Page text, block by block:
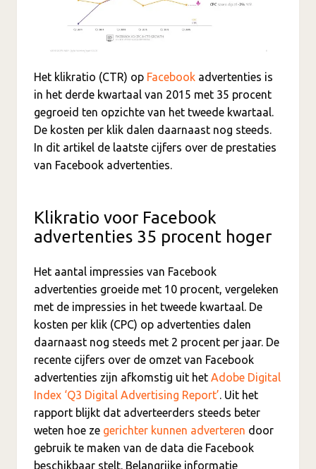
Het klikratio (CTR) op Facebook advertenties is
in het derde kwartaal van 2015 met 35 procent
gegroeid ten opzichte van het tweede kwartaal.
De kosten per klik dalen daarnaast nog steeds.
In dit artikel de laatste cijfers over de prestaties
van Facebook advertenties.
Klikratio voor Facebook
advertenties 35 procent hoger
Het aantal impressies van Facebook
advertenties groeide met 10 procent, vergeleken
met de impressies in het tweede kwartaal. De
kosten per klik (CPC) op advertenties dalen
daarnaast nog steeds met 2 procent per jaar. De
recente cijfers over de omzet van Facebook
advertenties zijn afkomstig uit het Adobe Digital
Index ‘Q3 Digital Advertising Report’. Uit het
rapport blijkt dat adverteerders steeds beter
weten hoe ze gerichter kunnen adverteren door
gebruik te maken van de data die Facebook
beschikbaar stelt. Belangrijke informatie